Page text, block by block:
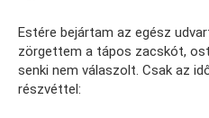
Estére bejártam az egész
zörgettem a tápos zacskót,
senki nem válaszolt. Csak az
részvéttel: